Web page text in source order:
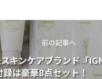
前の記事へ
キンケアブランド「
は豪華8点セット！